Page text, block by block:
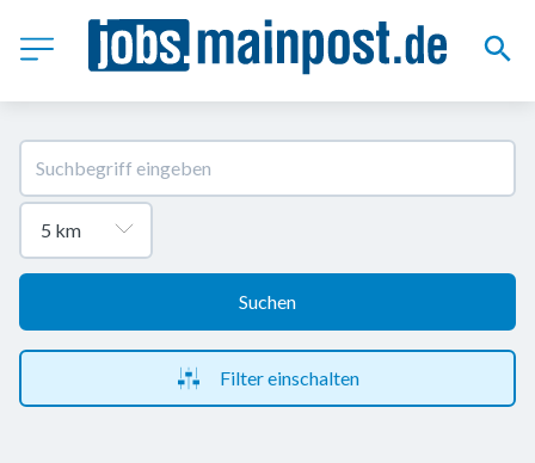
Suchen
Filter einschalten